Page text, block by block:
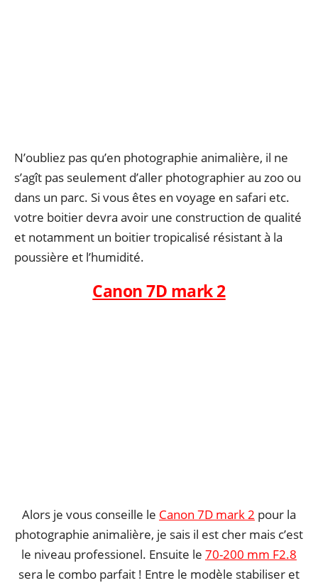
N’oubliez pas qu’en photographie animalière, il ne
s’agît pas seulement d’aller photographier au zoo ou
dans un parc. Si vous êtes en voyage en safari etc.
votre boitier devra avoir une construction de qualité
et notamment un boitier tropicalisé résistant à la
poussière et l’humidité.
Canon 7D mark 2
Alors je vous conseille le Canon 7D mark 2 pour la
photographie animalière, je sais il est cher mais c’est
le niveau professionel. Ensuite le 70-200 mm F2.8
sera le combo parfait ! Entre le modèle stabiliser et